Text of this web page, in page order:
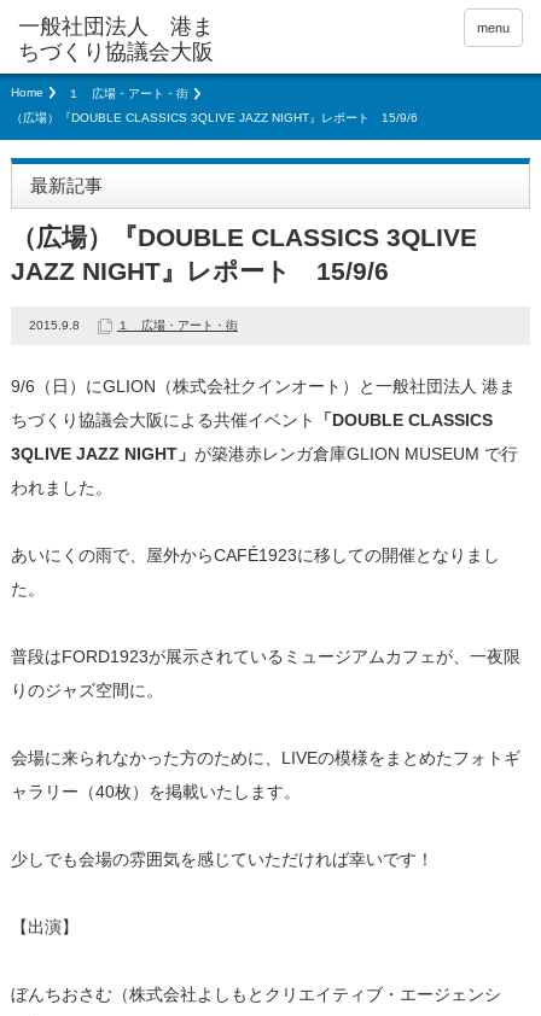
menu
Home
１ 広場・アート・街
（広場）『DOUBLE CLASSICS 3QLIVE JAZZ NIGHT』レポート 15/9/6
最新記事
（広場）『DOUBLE CLASSICS 3QLIVE
JAZZ NIGHT』レポート 15/9/6
2015.9.8 １ 広場・アート・街
9/6（日）にGLION（株式会社クインオート）と一般社団法人 港ま
ちづくり協議会大阪による共催イベント
「DOUBLE CLASSICS
3QLIVE JAZZ NIGHT」 が築港赤レンガ倉庫GLION MUSEUM で行
われました。
あいにくの雨で、屋外からCAFÉ1923に移しての開催となりまし
た。
普段はFORD1923が展示されているミュージアムカフェが、一夜限
りのジャズ空間に。
会場に来られなかった方のために、LIVEの模様をまとめたフォトギ
ャラリー（40枚）を掲載いたします。
少しでも会場の雰囲気を感じていただければ幸いです！
【出演】
ぼんちおさむ（株式会社よしもとクリエイティブ・エージェンシ